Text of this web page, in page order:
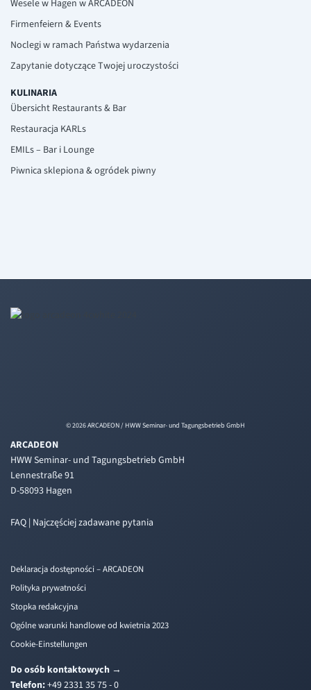
Wesele w Hagen w ARCADEON
Firmenfeiern & Events
Noclegi w ramach Państwa wydarzenia
Zapytanie dotyczące Twojej uroczystości
KULINARIA
Übersicht Restaurants & Bar
Restauracja KARLs
EMILs – Bar i Lounge
Piwnica sklepiona & ogródek piwny
© 2026 ARCADEON / HWW Seminar- und Tagungsbetrieb GmbH
ARCADEON
HWW Seminar- und Tagungsbetrieb GmbH
Lennestraße 91
D-58093 Hagen
FAQ | Najczęściej zadawane pytania
Deklaracja dostępności – ARCADEON
Polityka prywatności
Stopka redakcyjna
Ogólne warunki handlowe od kwietnia 2023
Cookie-Einstellungen
Do osób kontaktowych →
Telefon:+49 2331 35 75 - 0